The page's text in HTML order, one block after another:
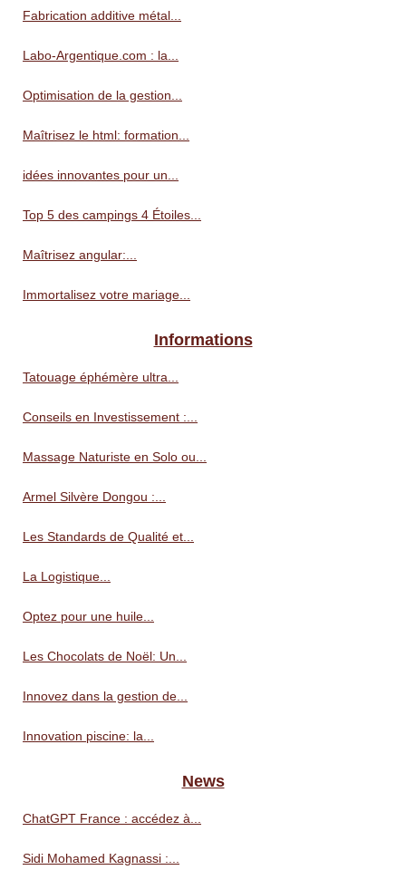
Fabrication additive métal...
Labo-Argentique.com : la...
Optimisation de la gestion...
Maîtrisez le html: formation...
idées innovantes pour un...
Top 5 des campings 4 Étoiles...
Maîtrisez angular:...
Immortalisez votre mariage...
Informations
Tatouage éphémère ultra...
Conseils en Investissement :...
Massage Naturiste en Solo ou...
Armel Silvère Dongou :...
Les Standards de Qualité et...
La Logistique...
Optez pour une huile...
Les Chocolats de Noël: Un...
Innovez dans la gestion de...
Innovation piscine: la...
News
ChatGPT France : accédez à...
Sidi Mohamed Kagnassi :...